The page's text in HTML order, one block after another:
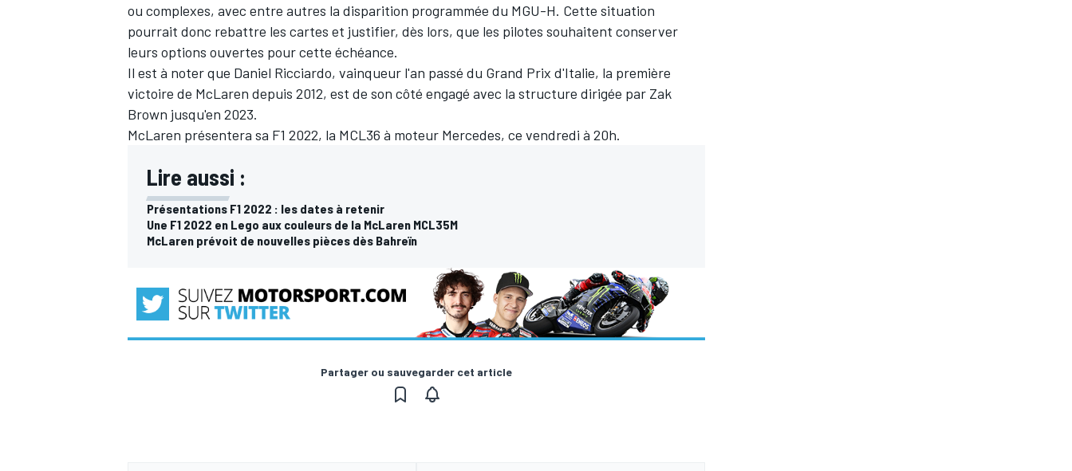
ou complexes, avec entre autres la disparition programmée du MGU-H. Cette situation
pourrait donc rebattre les cartes et justifier, dès lors, que les pilotes souhaitent conserver
leurs options ouvertes pour cette échéance.
Il est à noter que Daniel Ricciardo, vainqueur l'an passé du Grand Prix d'Italie, la première
victoire de McLaren depuis 2012, est de son côté engagé avec la structure dirigée par Zak
Brown jusqu'en 2023.
McLaren présentera sa F1 2022, la MCL36 à moteur Mercedes, ce vendredi à 20h.
Lire aussi :
Présentations F1 2022 : les dates à retenir
Une F1 2022 en Lego aux couleurs de la McLaren MCL35M
McLaren prévoit de nouvelles pièces dès Bahreïn
Partager ou sauvegarder cet article